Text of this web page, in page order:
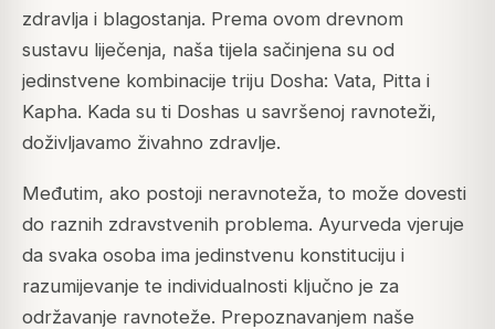
zdravlja i blagostanja. Prema ovom drevnom
sustavu liječenja, naša tijela sačinjena su od
jedinstvene kombinacije triju Dosha: Vata, Pitta i
Kapha. Kada su ti Doshas u savršenoj ravnoteži,
doživljavamo živahno zdravlje.
Međutim, ako postoji neravnoteža, to može dovesti
do raznih zdravstvenih problema. Ayurveda vjeruje
da svaka osoba ima jedinstvenu konstituciju i
razumijevanje te individualnosti ključno je za
održavanje ravnoteže. Prepoznavanjem naše